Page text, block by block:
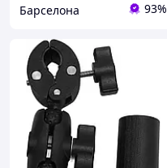
Барселона 93%